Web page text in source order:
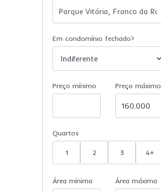
Em condomínio fechado?
Preço mínimo Preço máximo
Quartos
1 2 3 4+
Área mínima Área máxima